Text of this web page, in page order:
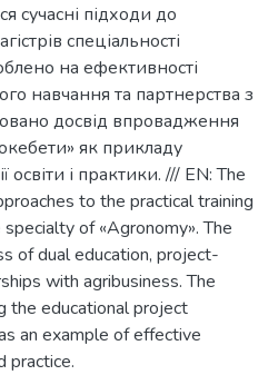
сучасні підходи до
спеціальності
на ефективності
навчання та партнерства з
досвід впровадження
як прикладу
освіти і практики. /// EN: The
to the practical training
of «Agronomy». The
of dual education, project-
with agribusiness. The
the educational project
an example of effective
practice.